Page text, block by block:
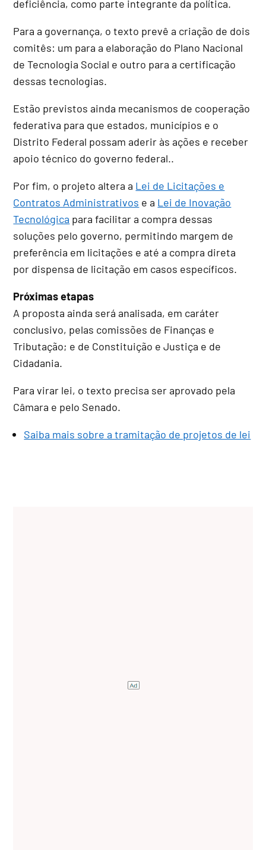
deficiência, como parte integrante da política.
Para a governança, o texto prevê a criação de dois
comitês: um para a elaboração do Plano Nacional
de Tecnologia Social e outro para a certificação
dessas tecnologias.
Estão previstos ainda mecanismos de cooperação
federativa para que estados, municípios e o
Distrito Federal possam aderir às ações e receber
apoio técnico do governo federal..
Por fim, o projeto altera a Lei de Licitações e
Contratos Administrativos e a Lei de Inovação
Tecnológica para facilitar a compra dessas
soluções pelo governo, permitindo margem de
preferência em licitações e até a compra direta
por dispensa de licitação em casos específicos.
Próximas etapas
A proposta ainda será analisada, em caráter
conclusivo, pelas comissões de Finanças e
Tributação; e de Constituição e Justiça e de
Cidadania.
Para virar lei, o texto precisa ser aprovado pela
Câmara e pelo Senado.
Saiba mais sobre a tramitação de projetos de lei